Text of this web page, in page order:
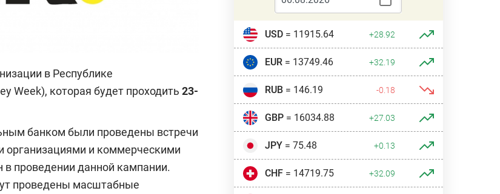
в Республике
Week), которая будет проходить 23-
банком были проведены встречи
и коммерческими
в проведении данной кампании.
проведены масштабные
USD= 11915.64 +28.92
EUR= 13749.46 +32.19
RUB= 146.19 -0.18
GBP= 16034.88 +27.03
JPY= 75.48 +0.13
CHF= 14719.75 +32.09